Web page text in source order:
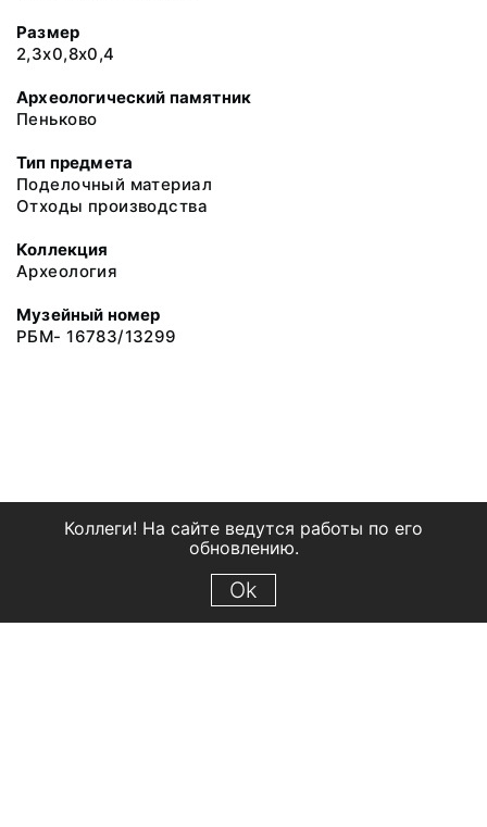
Размер
2,3х0,8х0,4
Археологический памятник
Пеньково
Тип предмета
Поделочный материал
Отходы производства
Коллекция
Археология
Музейный номер
РБМ- 16783/13299
Коллеги! На сайте ведутся работы по его
обновлению.
Ok